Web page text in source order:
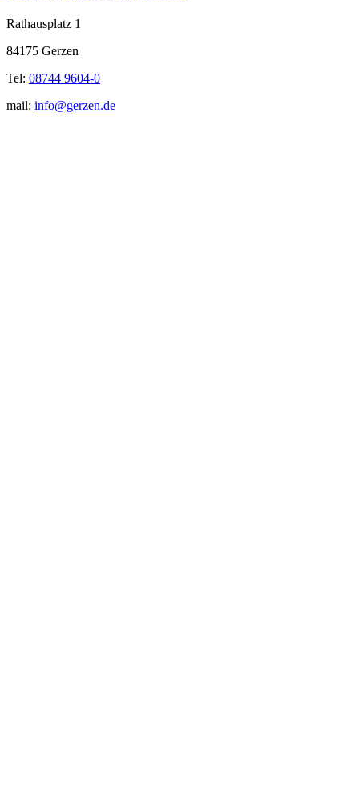
Rathausplatz 1
84175 Gerzen
Tel: 08744 9604-0
mail: info@gerzen.de